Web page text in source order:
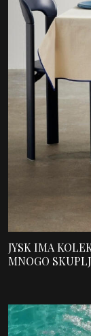
JYSK IMA
MNOGO